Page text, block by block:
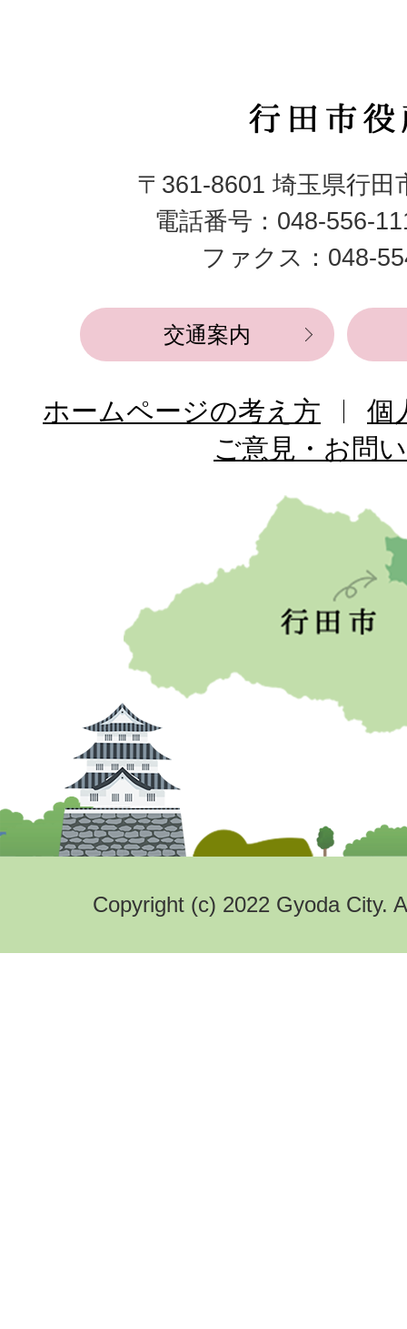
行
市
役
所
〒361-8601 埼玉県行田
電話番号：048-556-
ファクス：048-
交通案内
ホームページの考え方
個
ご意見・お問
Copyright (c) 2022 Gyoda City.